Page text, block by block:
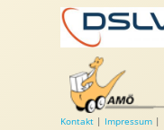
Kontakt | Impressum |